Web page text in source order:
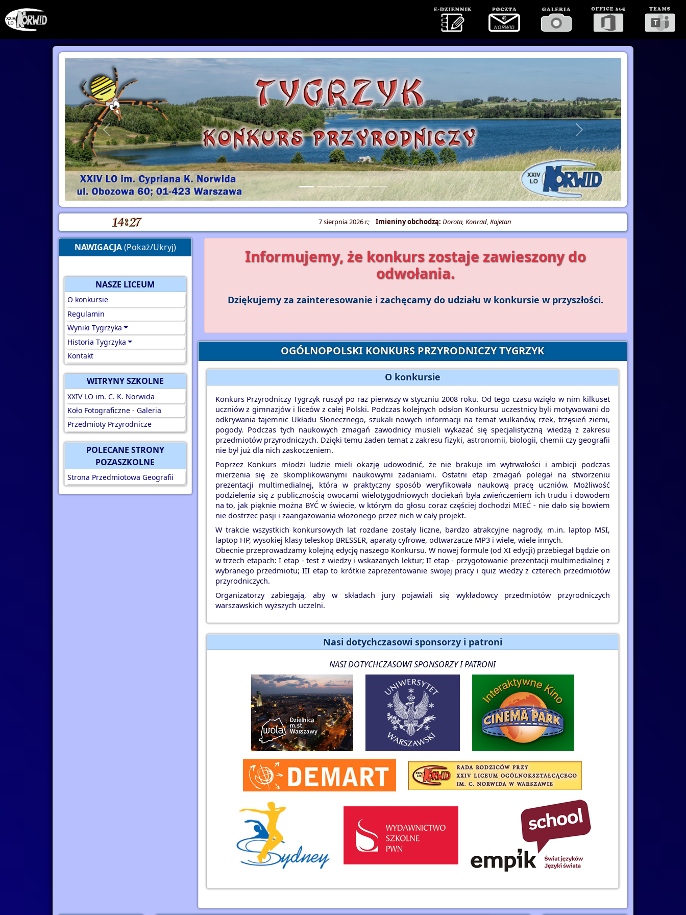
Poprzednie Następne
7 sierpnia 2026 r.;Imieniny obchodzą:Dorota, Konrad, Kajetan
NAWIGACJA(Pokaż/Ukryj)
NASZE LICEUM
O konkursie
Regulamin
Wyniki Tygrzyka
Historia Tygrzyka
Kontakt
WITRYNY SZKOLNE
XXIV LO im. C. K. Norwida
Koło Fotograficzne - Galeria
Przedmioty Przyrodnicze
POLECANE STRONY
POZASZKOLNE
Strona Przedmiotowa Geografii
Informujemy, że konkurs zostaje zawieszony do
odwołania.
Dziękujemy za zainteresowanie i zachęcamy do udziału w konkursie w przyszłości.
OGÓLNOPOLSKI KONKURS PRZYRODNICZY TYGRZYK
O konkursie
Konkurs Przyrodniczy Tygrzyk ruszył po raz pierwszy w styczniu 2008 roku. Od tego czasu wzięło w nim kilkuset
uczniów z gimnazjów i liceów z całej Polski. Podczas kolejnych odsłon Konkursu uczestnicy byli motywowani do
odkrywania tajemnic Układu Słonecznego, szukali nowych informacji na temat wulkanów, rzek, trzęsień ziemi,
pogody. Podczas tych naukowych zmagań zawodnicy musieli wykazać się specjalistyczną wiedzą z zakresu
przedmiotów przyrodniczych. Dzięki temu żaden temat z zakresu fizyki, astronomii, biologii, chemii czy geografii
nie był już dla nich zaskoczeniem.
Poprzez Konkurs młodzi ludzie mieli okazję udowodnić, że nie brakuje im wytrwałości i ambicji podczas
mierzenia się ze skomplikowanymi naukowymi zadaniami. Ostatni etap zmagań polegał na stworzeniu
prezentacji multimedialnej, która w praktyczny sposób weryfikowała naukową pracę uczniów. Możliwość
podzielenia się z publicznością owocami wielotygodniowych dociekań była zwieńczeniem ich trudu i dowodem
na to, jak pięknie można BYĆ w świecie, w którym do głosu coraz częściej dochodzi MIEĆ - nie dało się bowiem
nie dostrzec pasji i zaangażowania włożonego przez nich w cały projekt.
W trakcie wszystkich konkursowych lat rozdane zostały liczne, bardzo atrakcyjne nagrody, m.in. laptop MSI,
laptop HP, wysokiej klasy teleskop BRESSER, aparaty cyfrowe, odtwarzacze MP3 i wiele, wiele innych.
Obecnie przeprowadzamy kolejną edycję naszego Konkursu. W nowej formule (od XI edycji) przebiegał będzie on
w trzech etapach: I etap - test z wiedzy i wskazanych lektur; II etap - przygotowanie prezentacji multimedialnej z
wybranego przedmiotu; III etap to krótkie zaprezentowanie swojej pracy i quiz wiedzy z czterech przedmiotów
przyrodniczych.
Organizatorzy zabiegają, aby w składach jury pojawiali się wykładowcy przedmiotów przyrodniczych
warszawskich wyższych uczelni.
Nasi dotychczasowi sponsorzy i patroni
NASI DOTYCHCZASOWI SPONSORZY I PATRONI